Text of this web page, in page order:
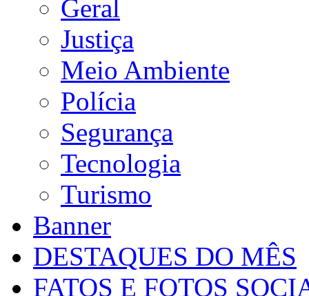
Geral
Justiça
Meio Ambiente
Polícia
Segurança
Tecnologia
Turismo
Banner
DESTAQUES DO MÊS
FATOS E FOTOS